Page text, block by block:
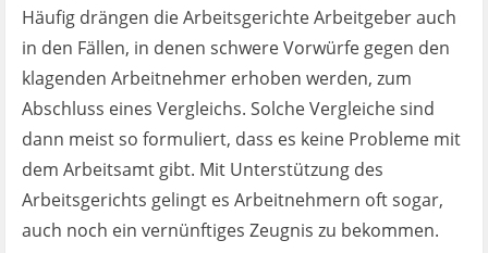
Häufig drängen die Arbeitsgerichte Arbeitgeber auch
in den Fällen, in denen schwere Vorwürfe gegen den
klagenden Arbeitnehmer erhoben werden, zum
Abschluss eines Vergleichs. Solche Vergleiche sind
dann meist so formuliert, dass es keine Probleme mit
dem Arbeitsamt gibt. Mit Unterstützung des
Arbeitsgerichts gelingt es Arbeitnehmern oft sogar,
auch noch ein vernünftiges Zeugnis zu bekommen.